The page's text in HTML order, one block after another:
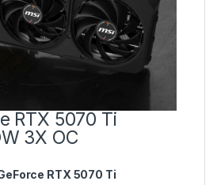
RTX 5070 Ti
3X OC
RTX 5070 Ti